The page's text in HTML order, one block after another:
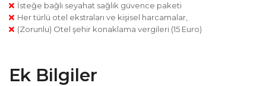
İsteğe bağlı seyahat sağlık güvence paketi
Her türlü otel ekstraları ve kişisel harcamalar,
(Zorunlu) Otel şehir konaklama vergileri (15 Euro)
Ek Bilgiler